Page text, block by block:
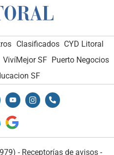
Clasificados CYD Litoral
VivíMejor SF Puerto Negocios
SF
- Receptorías de avisos -